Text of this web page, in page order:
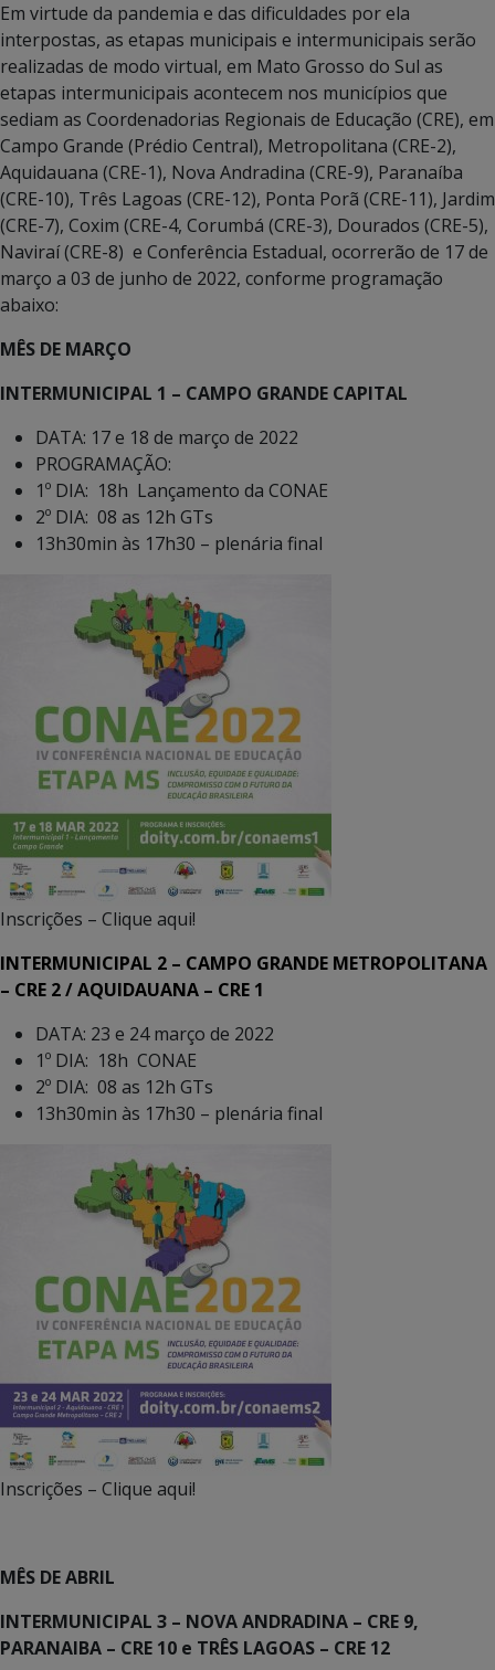
Em virtude da pandemia e das dificuldades por ela
interpostas, as etapas municipais e intermunicipais serão
realizadas de modo virtual, em Mato Grosso do Sul as
etapas intermunicipais acontecem nos municípios que
sediam as Coordenadorias Regionais de Educação (CRE), em
Campo Grande (Prédio Central), Metropolitana (CRE-2),
Aquidauana (CRE-1), Nova Andradina (CRE-9), Paranaíba
(CRE-10), Três Lagoas (CRE-12), Ponta Porã (CRE-11), Jardim
(CRE-7), Coxim (CRE-4, Corumbá (CRE-3), Dourados (CRE-5),
Naviraí (CRE-8) e Conferência Estadual, ocorrerão de 17 de
março a 03 de junho de 2022, conforme programação
abaixo:
MÊS DE MARÇO
INTERMUNICIPAL 1 – CAMPO GRANDE CAPITAL
DATA: 17 e 18 de março de 2022
PROGRAMAÇÃO:
1º DIA: 18h Lançamento da CONAE
2º DIA: 08 as 12h GTs
13h30min às 17h30 – plenária final
Inscrições – Clique aqui!
INTERMUNICIPAL 2 – CAMPO GRANDE METROPOLITANA
– CRE 2 / AQUIDAUANA – CRE 1
DATA: 23 e 24 março de 2022
1º DIA: 18h CONAE
2º DIA: 08 as 12h GTs
13h30min às 17h30 – plenária final
Inscrições – Clique aqui!
MÊS DE ABRIL
INTERMUNICIPAL 3 – NOVA ANDRADINA – CRE 9,
PARANAIBA – CRE 10 e TRÊS LAGOAS – CRE 12